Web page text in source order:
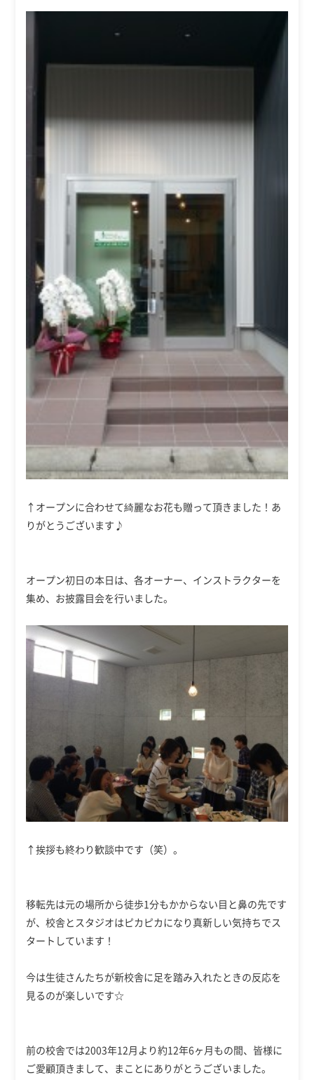
↑オープンに合わせて綺麗なお花も贈って頂きました！あ
りがとうございます♪
オープン初日の本日は、各オーナー、インストラクターを
集め、お披露目会を行いました。
↑挨拶も終わり歓談中です（笑）。
移転先は元の場所から徒歩1分もかからない目と鼻の先です
が、校舎とスタジオはピカピカになり真新しい気持ちでス
タートしています！
今は生徒さんたちが新校舎に足を踏み入れたときの反応を
見るのが楽しいです☆
前の校舎では2003年12月より約12年6ヶ月もの間、皆様に
ご愛顧頂きまして、まことにありがとうございました。